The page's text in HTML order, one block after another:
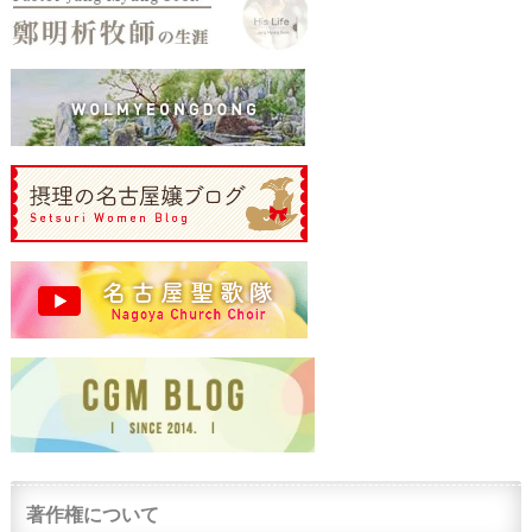
著作権について